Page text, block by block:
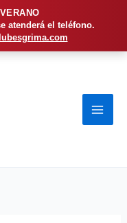
atenderá el teléfono.